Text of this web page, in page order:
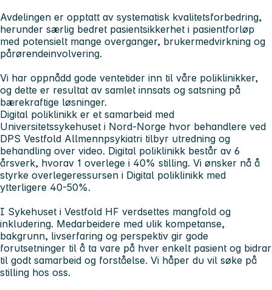
Avdelingen er opptatt av systematisk kvalitetsforbedring,
herunder særlig bedret pasientsikkerhet i pasientforløp
med potensielt mange overganger, brukermedvirkning og
pårørendeinvolvering.
Vi har oppnådd gode ventetider inn til våre poliklinikker,
og dette er resultat av samlet innsats og satsning på
bærekraftige løsninger.
Digital poliklinikk er et samarbeid med
Universitetssykehuset i Nord-Norge hvor behandlere ved
DPS Vestfold Allmennpsykiatri tilbyr utredning og
behandling over video. Digital poliklinikk består av 6
årsverk, hvorav 1 overlege i 40% stilling. Vi ønsker nå å
styrke overlegeressursen i Digital poliklinikk med
ytterligere 40-50%.
I Sykehuset i Vestfold HF verdsettes mangfold og
inkludering. Medarbeidere med ulik kompetanse,
bakgrunn, livserfaring og perspektiv gir gode
forutsetninger til å ta vare på hver enkelt pasient og bidrar
til godt samarbeid og forståelse. Vi håper du vil søke på
stilling hos oss.